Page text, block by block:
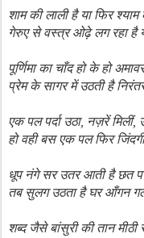
शाम की लाली है या फिर श्याम
गेरुए से वस्त्र ओढ़े लग रहा है
पूर्णिमा का चाँद हो के हो
प्रेम के सागर में उठती है
एक पल पर्दा उठा, नज़रें मिलीं,
हो वही बस एक पल फिर
धूप नंगे सर उतर आती है छत
तब सुलग उठता है घर आँगन
शब्द जैसे बांसुरी की तान मीठी